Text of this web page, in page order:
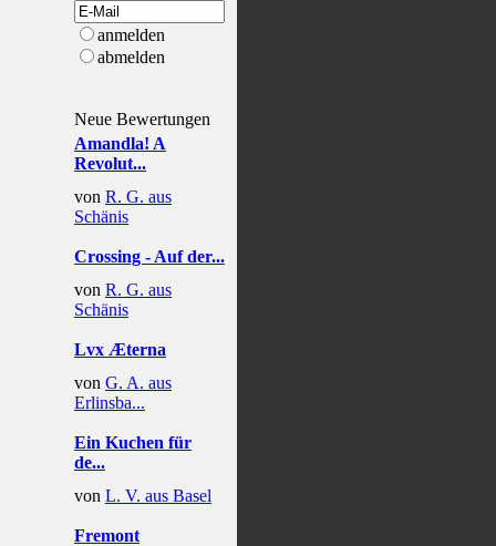
anmelden
abmelden
Neue Bewertungen
Amandla! A
Revolut...
von R. G. aus
Schänis
Crossing - Auf der...
von R. G. aus
Schänis
Lvx Æterna
von G. A. aus
Erlinsba...
Ein Kuchen für
de...
von L. V. aus Basel
Fremont